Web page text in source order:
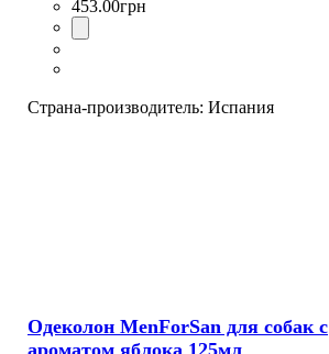
453.00грн
Страна-производитель: Испания
Одеколон MenForSan для собак с